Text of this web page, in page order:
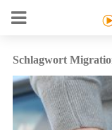
Schlagwort